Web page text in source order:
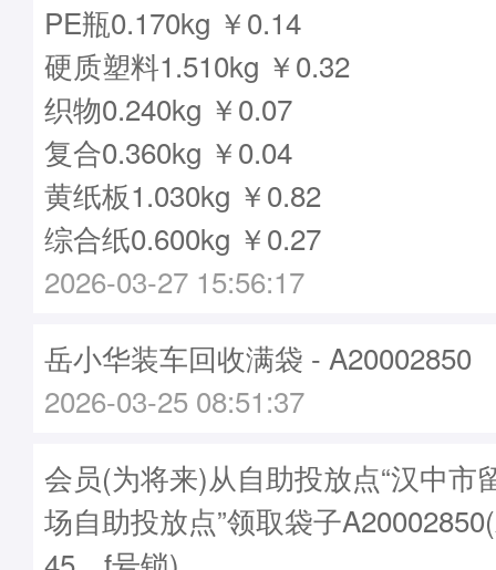
PE瓶0.170kg ￥0.14
硬质塑料1.510kg ￥0.32
织物0.240kg ￥0.07
复合0.360kg ￥0.04
黄纸板1.030kg ￥0.82
综合纸0.600kg ￥0.27
2026-03-27 15:56:17
岳小华装车回收满袋 - A20002850
2026-03-25 08:51:37
会员(为将来)从自助投放点“汉中市
场自助投放点”领取袋子